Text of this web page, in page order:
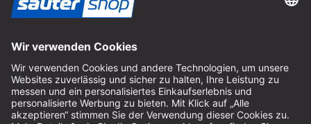
Kontakt
Fachberatung
+49 (0) 8152 92898-80